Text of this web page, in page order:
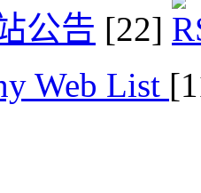
公告 [22]
Web List